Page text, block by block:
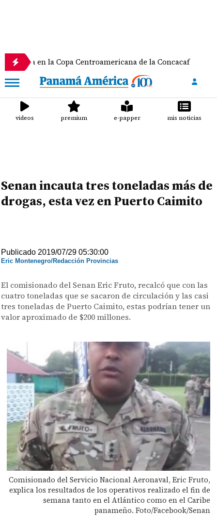
la Copa Centroamericana de la Concacaf
videos premium e-papper mis noticias
Senan incauta tres toneladas más de
drogas, esta vez en Puerto Caimito
Publicado 2019/07/29 05:30:00
Eric Montenegro/Redacción Provincias
El comisionado del Senan Eric Fruto, recalcó que con las
cuatro toneladas que se sacaron de circulación y las casi
tres toneladas de Puerto Caimito, estas podrían tener un
valor aproximado de $200 millones.
Comisionado del Servicio Nacional Aeronaval, Eric Fruto,
explica los resultados de los operativos realizado el fin de
semana tanto en el Atlántico como en el Caribe
panameño. Foto/Facebook/Senan